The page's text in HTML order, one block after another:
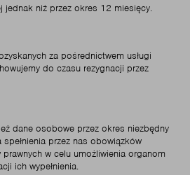
jednak niż przez okres 12 miesięcy.
za pośrednictwem usługi
do czasu rezygnacji przez
dane osobowe przez okres niezbędny
przez nas obowiązków
w celu umożliwienia organom
ich wypełnienia.